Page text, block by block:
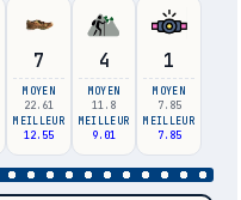
7
MOYEN
22.61
MEILLEUR
12.55
4
MOYEN
11.8
MEILLEUR
9.01
1
MOYEN
7.85
MEILLEUR
7.85